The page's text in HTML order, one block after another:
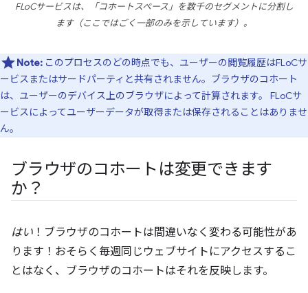
FLoCサービスは、「コホートスペース」を数千のセグメントに分割し
ます（ここではごく一部のみを示しています）。
Note: このプロセスのどの時点でも、ユーザーの閲覧履歴はFLoCサ
ービスまたはサードパーティと共有されません。ブラウザのコホート
は、ユーザーのデバイス上のブラウザによって計算されます。 FLoCサ
ービスによってユーザーデータが取得または保存されることはありませ
ん。
ブラウザのコホートは変更できます
か？
はい ！ブラウザのコホートは間違いなく変わる可能性があ
ります！おそらく毎週同じウェブサイトにアクセスするこ
とはなく、ブラウザのコホートはそれを反映します。